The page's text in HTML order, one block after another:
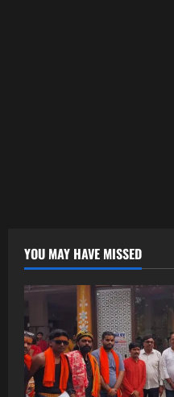
YOU MAY HAVE MISSED